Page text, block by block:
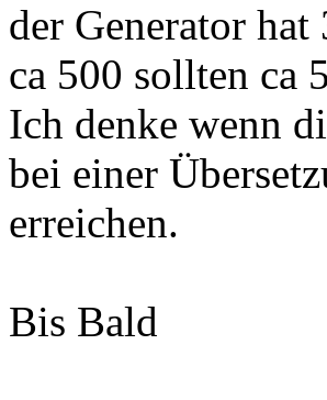
der Generator
ca 500 sollten ca
Ich denke wenn
bei einer
erreichen.
Bis Bald